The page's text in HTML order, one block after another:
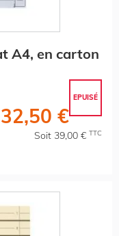
A4, en carton
EPUISÉ
32,50 €
Soit 39,00 € TTC